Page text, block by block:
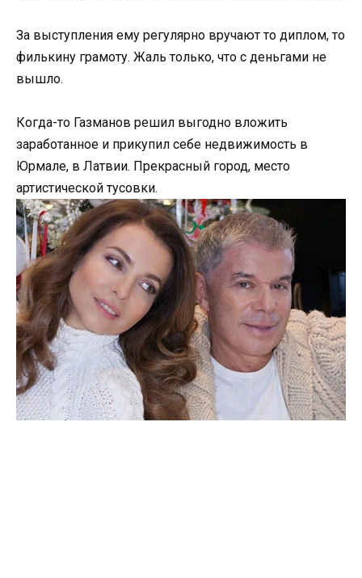
За выступления ему регулярно вручают то диплом, то
филькину грамоту. Жаль только, что с деньгами не
вышло.
Когда-то Газманов решил выгодно вложить
заработанное и прикупил себе недвижимость в
Юрмале, в Латвии. Прекрасный город, место
артистической тусовки.